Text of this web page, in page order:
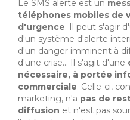
Le SMS alerte est un
téléphones mobiles de
d'urgence. Il peut s'agir
d'un système d'alerte
d'un danger imminent à
d'une crise... Il s'agit d'une
nécessaire, à portée
commerciale. Celle-ci,
marketing, n'a pas de
diffusion et n'est pas